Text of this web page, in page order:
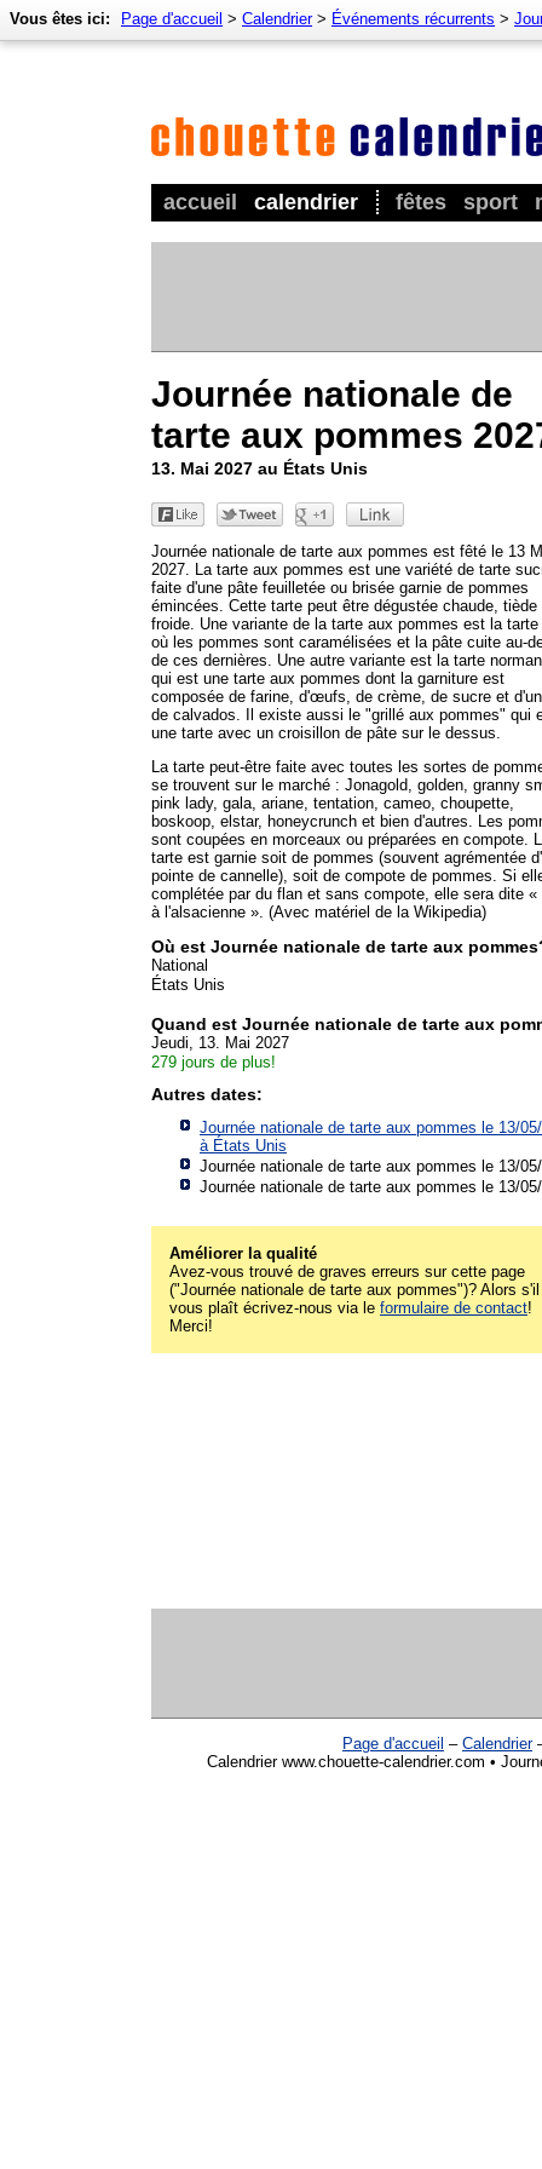
accueil calendrier fêtes sport
Vous êtes ici: Page d'accueil > Calendrier> Événements récurrents >
Journée nationale de
tarte aux pommes
13. Mai 2027 au États Unis
Journée nationale de tarte aux pommes est fêté le 13
2027. La tarte aux pommes est une variété de tarte
faite d'une pâte feuilletée ou brisée garnie de pommes
émincées. Cette tarte peut être dégustée chaude, tiède
froide. Une variante de la tarte aux pommes est la tarte
où les pommes sont caramélisées et la pâte cuite au-
de ces dernières. Une autre variante est la tarte
qui est une tarte aux pommes dont la garniture est
composée de farine, d'œufs, de crème, de sucre et
de calvados. Il existe aussi le "grillé aux pommes" qui
une tarte avec un croisillon de pâte sur le dessus.
La tarte peut-être faite avec toutes les sortes de
se trouvent sur le marché : Jonagold, golden, granny
pink lady, gala, ariane, tentation, cameo, choupette,
boskoop, elstar, honeycrunch et bien d'autres. Les
sont coupées en morceaux ou préparées en compote.
tarte est garnie soit de pommes (souvent agrémentée
pointe de cannelle), soit de compote de pommes. Si
complétée par du flan et sans compote, elle sera dite «
à l'alsacienne ». (Avec matériel de la Wikipedia)
Où est Journée nationale de tarte aux
National
États Unis
Quand est Journée nationale de tarte aux
Jeudi, 13. Mai 2027
279 jours de plus!
Autres dates:
Journée nationale de tarte aux pommes le 13/
à États Unis
Journée nationale de tarte aux pommes le 13/
Journée nationale de tarte aux pommes le 13/
Améliorer la qualité
Avez-vous trouvé de graves erreurs sur cette page
("Journée nationale de tarte aux pommes")? Alors s'il
vous plaît écrivez-nous via le formulaire de contact!
Merci!
Page d'accueil – Calendrier
Calendrier www.chouette-calendrier.com •